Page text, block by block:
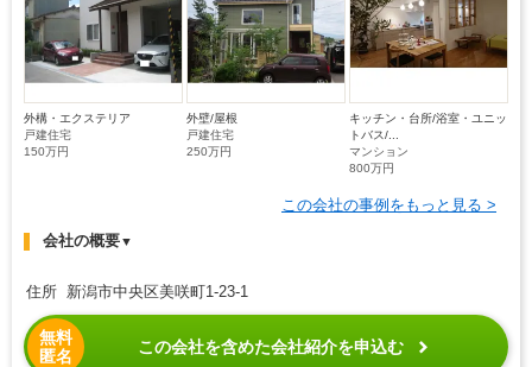
外構・エクステリア
戸建住宅
150万円
外壁/屋根
戸建住宅
250万円
キッチン・台所/浴室・ユニッ
トバス/...
マンション
800万円
この会社の事例をもっと見る >
会社の概要▼
住所 新潟市中央区美咲町1-23-1
無料
匿名
この会社を含めた会社紹介を申込む